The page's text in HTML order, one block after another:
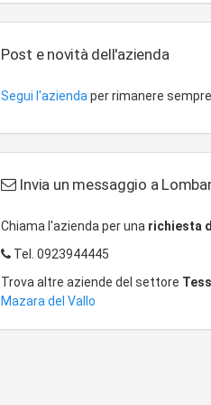
Post e novità dell'azienda
Segui l'azienda per rimanere
Invia un messaggio a
Chiama l'azienda per una richiesta
Tel. 0923944445
Trova altre aziende del settore
Mazara del Vallo